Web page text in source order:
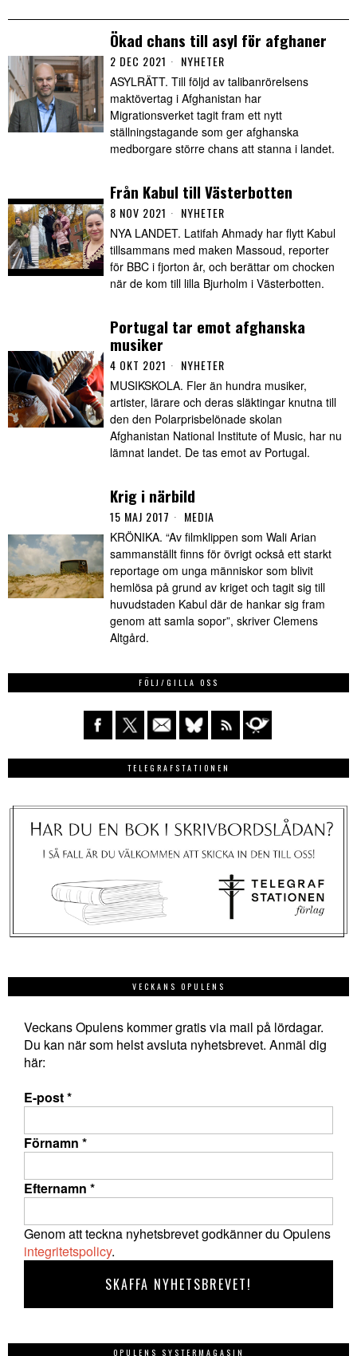
Ökad chans till asyl för afghaner
2 DEC 2021 NYHETER
ASYLRÄTT. Till följd av talibanrörelsens
maktövertag i Afghanistan har
Migrationsverket tagit fram ett nytt
ställningstagande som ger afghanska
medborgare större chans att stanna i landet.
Från Kabul till Västerbotten
8 NOV 2021 NYHETER
NYA LANDET. Latifah Ahmady har flytt Kabul
tillsammans med maken Massoud, reporter
för BBC i fjorton år, och berättar om chocken
när de kom till lilla Bjurholm i Västerbotten.
Portugal tar emot afghanska
musiker
4 OKT 2021 NYHETER
MUSIKSKOLA. Fler än hundra musiker,
artister, lärare och deras släktingar knutna till
den den Polarprisbelönade skolan
Afghanistan National Institute of Music, har nu
lämnat landet. De tas emot av Portugal.
Krig i närbild
15 MAJ 2017 MEDIA
KRÖNIKA. “Av filmklippen som Wali Arian
sammanställt finns för övrigt också ett starkt
reportage om unga människor som blivit
hemlösa på grund av kriget och tagit sig till
huvudstaden Kabul där de hankar sig fram
genom att samla sopor”, skriver Clemens
Altgård.
FÖLJ/GILLA OSS
TELEGRAFSTATIONEN
VECKANS OPULENS
Veckans Opulens kommer gratis via mail på lördagar.
Du kan när som helst avsluta nyhetsbrevet. Anmäl dig
här:
E-post*
Förnamn *
Efternamn *
Genom att teckna nyhetsbrevet godkänner du Opulens
integritetspolicy.
OPULENS SYSTERMAGASIN